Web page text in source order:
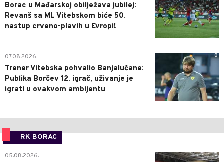
Borac u Mađarskoj obilježava jubilej:
Revanš sa ML Vitebskom biće 50.
nastup crveno-plavih u Evropi!
0
07.08.2026.
Trener Vitebska pohvalio Banjalučane:
Publika Borčev 12. igrač, uživanje je
igrati u ovakvom ambijentu
RK BORAC
0
05.08.2026.